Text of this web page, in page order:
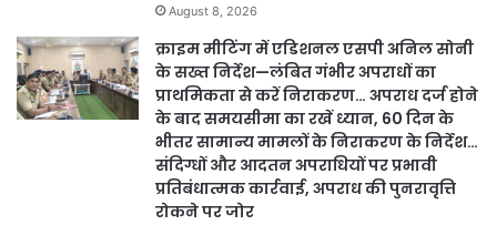
August 8, 2026
क्राइम मीटिंग में एडिशनल एसपी अनिल सोनी
के सख्त निर्देश—लंबित गंभीर अपराधों का
प्राथमिकता से करें निराकरण… अपराध दर्ज होने
के बाद समयसीमा का रखें ध्यान, 60 दिन के
भीतर सामान्य मामलों के निराकरण के निर्देश…
संदिग्धों और आदतन अपराधियों पर प्रभावी
प्रतिबंधात्मक कार्रवाई, अपराध की पुनरावृत्ति
रोकने पर जोर